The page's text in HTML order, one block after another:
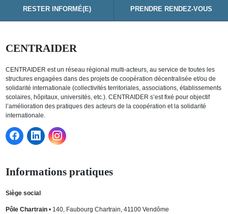
RESTER INFORMÉ(E) PRENDRE RENDEZ-VOUS
CENTRAIDER
CENTRAIDER est un réseau régional multi-acteurs, au service de toutes les
structures engagées dans des projets de coopération décentralisée et/ou de
solidarité internationale (collectivités territoriales, associations, établissements
scolaires, hôpitaux, universités, etc.). CENTRAIDER s’est fixé pour objectif
l’amélioration des pratiques des acteurs de la coopération et la solidarité
internationale.
Informations pratiques
Siège social
Pôle Chartrain• 140, Faubourg Chartrain, 41100 Vendôme